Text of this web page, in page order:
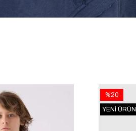
%20
YENI ÜRÜN